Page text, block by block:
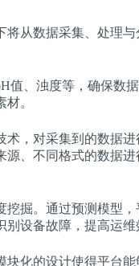
从数据采集、处理与
值、浊度等，确保数
。
，对采集到的数据进
、不同格式的数据
掘。通过预测模型
设备故障，提高运维
化的设计使得平台